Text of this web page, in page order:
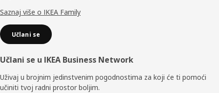
Saznaj više o IKEA Family
Učlani se
Učlani se u IKEA Business Network
Uživaj u brojnim jedinstvenim pogodnostima za koji će ti pomoći
učiniti tvoj radni prostor boljim.